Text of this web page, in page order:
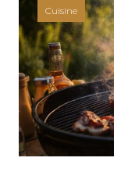
Cuisine